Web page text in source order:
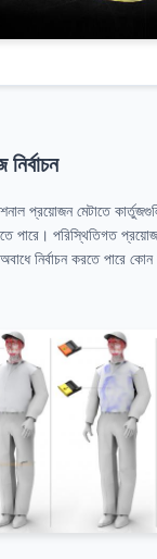
প্রয়োজন মেটাতে
পারে। পরিস্থিতিগত
নির্বাচন করতে পারে